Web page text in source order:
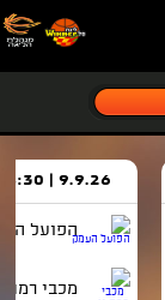
9.9.26 | 18:30
הפועל
מכבי רמת